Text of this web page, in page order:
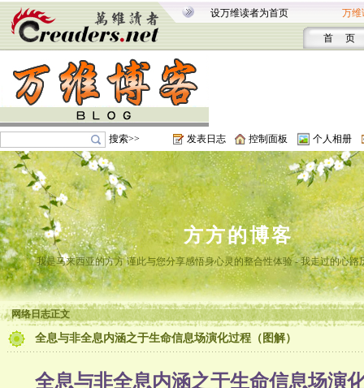
设万维读者为首页 万维
首 页
搜索>> 发表日志 控制面板 个人相册
方方的博客
我是马来西亚的方方 谨此与您分享感悟身心灵的整合性体验 - 我走过的心路
网络日志正文
全息与非全息内涵之于生命信息场演化过程（图解）
全息与非全息内涵之于生命信息场演